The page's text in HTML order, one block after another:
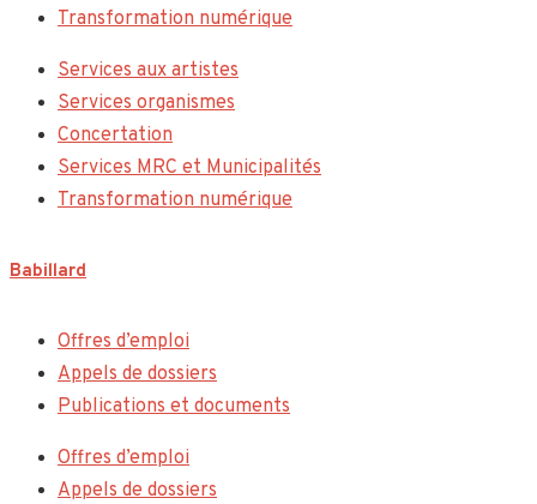
Transformation numérique
Services aux artistes
Services organismes
Concertation
Services MRC et Municipalités
Transformation numérique
Babillard
Offres d’emploi
Appels de dossiers
Publications et documents
Offres d’emploi
Appels de dossiers